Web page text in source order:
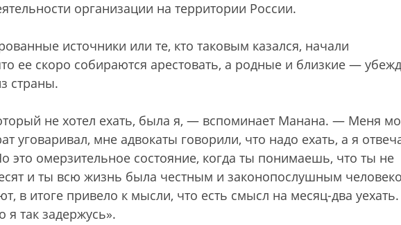
организации на территории России.
источники или те, кто таковым казался, начали
ее скоро собираются арестовать, а родные и близкие —
страны.
не хотел ехать, была я, — вспоминает Манана. — Меня
уговаривал, мне адвокаты говорили, что надо ехать, а я
это омерзительное состояние, когда ты понимаешь, что ты не
и ты всю жизнь была честным и законопослушным
в итоге привело к мысли, что есть смысл на месяц-два
так задержусь».